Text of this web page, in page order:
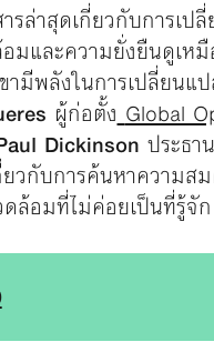
รล่าสุดเกี่ยวกับการเ
และความยั่งยืนดูเห
มีพลังในการเปลี่ยนแ
ผู้ก่อตั้ง Global
Dickinson ประธ
วกับการค้นหาความส
อมที่ไม่ค่อยเป็นที่รู้จั